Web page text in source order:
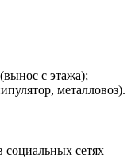
с этажа);
металловоз).
социальных сетях